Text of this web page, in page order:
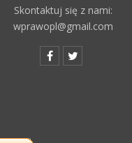
Skontaktuj się z nami:
wprawopl@gmail.com